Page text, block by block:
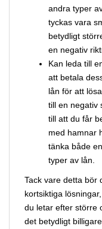
andra typer
tyckas vara
betydligt
en negativ
Kan leda till
att betala
lån för att
till en negativ
till att du får
med hamnar
tänka både
typer av lån.
Tack vare detta bör
kortsiktiga
du letar efter större
det betydligt